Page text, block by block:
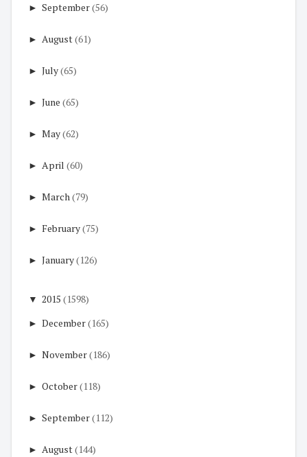
► September(56)
► August(61)
► July(65)
► June (65)
► May(62)
► April (60)
► March(79)
► February(75)
► January(126)
▼ 2015 (1598)
► December(165)
► November(186)
► October(118)
► September(112)
► August(144)